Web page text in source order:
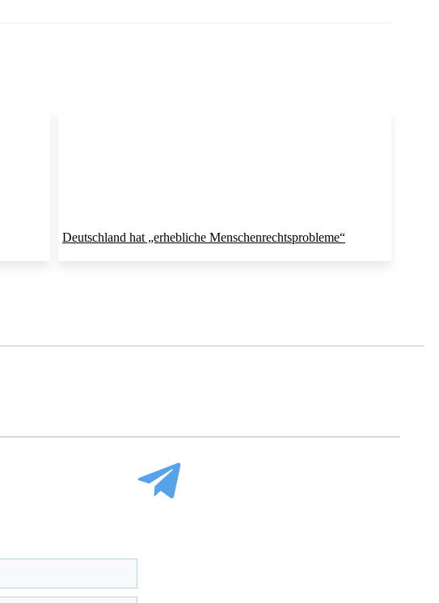
Deutschland hat „erhebliche Menschenrechtsprobleme“